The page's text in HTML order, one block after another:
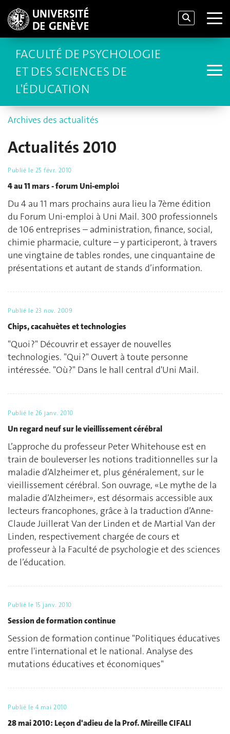
FACULTÉ DE PSYCHOLOGIE
ET DES SCIENCES DE
L'ÉDUCATION
Archives des actualités
Actualités 2010
Publié le 25 févr. 2010
4 au 11 mars - forum Uni-emploi
Du 4 au 11 mars prochains aura lieu la 7ème édition
du Forum Uni-emploi à Uni Mail. 300 professionnels
de 106 entreprises – administration, finance, social,
chimie pharmacie, culture – y participeront, à travers
une vingtaine de tables rondes, une cinquantaine de
présentations et autant de stands d’information.
Publié le 23 nov. 2009
Chips, cacahuètes et technologies
"Quoi ?" Découvrir et essayer de nouvelles
technologies. "Qui ?" Ouvert à toute personne
intéressée. "Où ?" Dans le hall central d'Uni Mail.
Publié le 26 janv. 2010
Un regard neuf sur le vieillissement cérébral
L’approche du professeur Peter Whitehouse est en
train de bouleverser les notions traditionnelles sur la
maladie d’Alzheimer et, plus généralement, sur le
vieillissement cérébral. Son ouvrage, «Le mythe de la
maladie d’Alzheimer», est désormais accessible aux
lecteurs francophones, grâce à la traduction d’Anne-
Claude Juillerat Van der Linden et de Martial Van der
Linden, respectivement chargée de cours et
professeur à la Faculté de psychologie et des sciences
de l’éducation.
Publié le 15 janv. 2010
Session de formation continue
Session de formation continue "Politiques éducatives
entre l'international et le national. Analyse des
mutations éducatives et économiques"
Publié le 4 mai 2010
28 mai 2010: Leçon d'adieu de la Prof. Mireille CIFALI